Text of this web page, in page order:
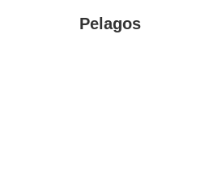
Pelagos